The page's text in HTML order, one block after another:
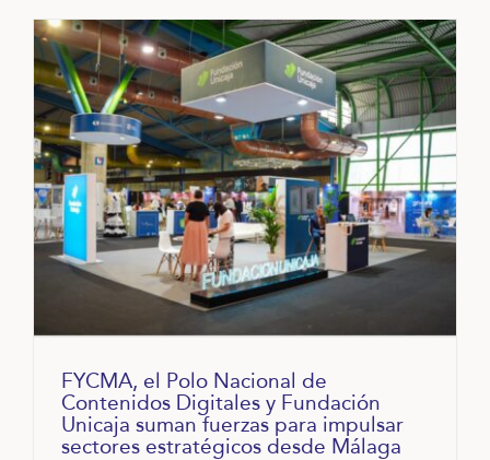
FYCMA, el Polo Nacional de
Contenidos Digitales y Fundación
Unicaja suman fuerzas para impulsar
sectores estratégicos desde Málaga